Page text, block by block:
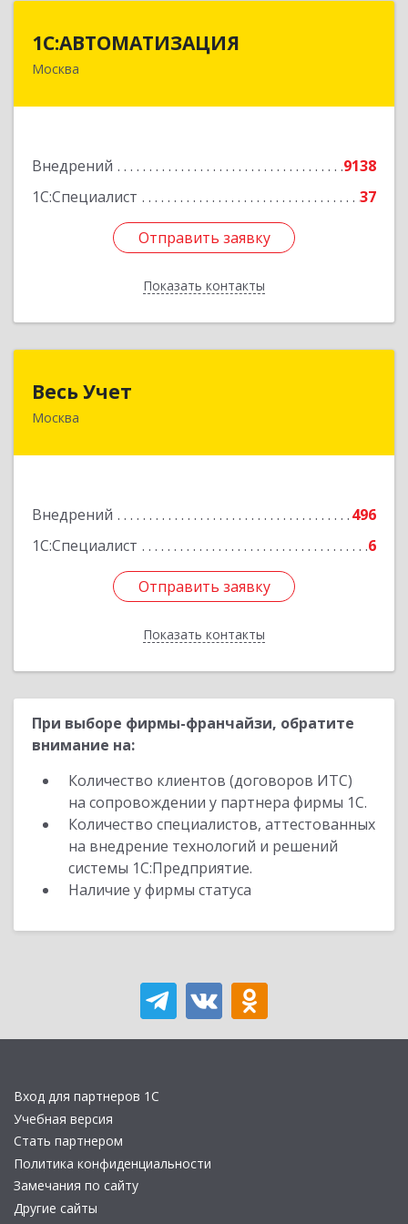
1С:АВТОМАТИЗАЦИЯ
Москва
Внедрений
9138
1С:Специалист
37
Отправить заявку
Показать контакты
111024, Москва г, Энтузиастов 1-я ул, дом №
Отправить заявку
Назад
Весь Учет
Москва
Внедрений
496
1С:Специалист
6
Отправить заявку
Показать контакты
109004, Москва г, Николоямская ул, дом № 52,
Отправить заявку
Назад
При выборе фирмы-франчайзи, обратите
внимание на:
Количество клиентов (договоров ИТС)
на сопровождении у партнера фирмы 1С.
Количество специалистов, аттестованных
на внедрение технологий и решений
системы 1С:Предприятие.
Наличие у фирмы статуса
Вход для партнеров 1С
Учебная версия
Стать партнером
Политика конфиденциальности
Замечания по сайту
Другие сайты